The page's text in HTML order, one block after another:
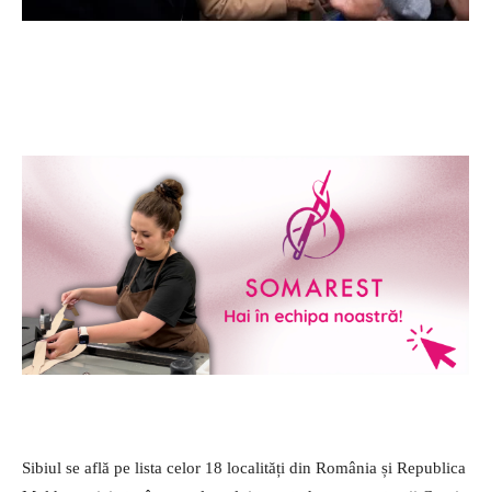
Sibiul se află pe lista celor 18 localități din România și Republica